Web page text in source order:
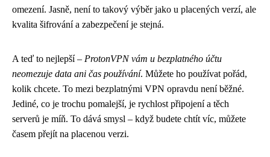
omezení. Jasně, není to takový výběr jako u placených verzí, ale
kvalita šifrování a zabezpečení je stejná.
A teď to nejlepší – ProtonVPN vám u bezplatného účtu
neomezuje data ani čas používání. Můžete ho používat pořád,
kolik chcete. To mezi bezplatnými VPN opravdu není běžné.
Jediné, co je trochu pomalejší, je rychlost připojení a těch
serverů je míň. To dává smysl – když budete chtít víc, můžete
časem přejít na placenou verzi.